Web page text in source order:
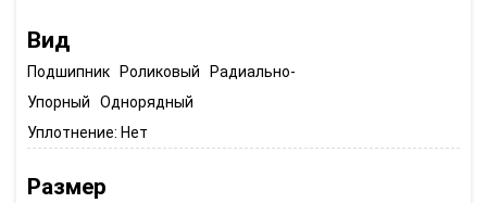
Вид
Подшипник Роликовый Радиально-
Упорный Однорядный
Уплотнение: Нет
Размер